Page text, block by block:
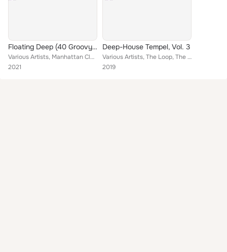
Floating Deep (40 Groovy Tunes), Vol. 4
Various Artists, Manhattan Club, Bill Flynn, Cris Roberts, Patrik Kee, Soul Lovers, Fine House, Philter Corporation, Alexander D...
2021
Deep-House Tempel, Vol. 3
Various Artists, The Loop, The Models, Mangrovia, Vince Lourenzo, Fine House, David Rimmel, Anthony Maserati, Mark Torrell, Cand...
2019